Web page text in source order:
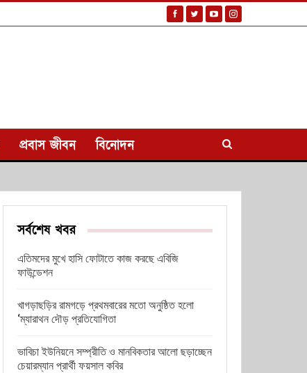
প্রবাস জীবন বিনোদন
সর্বশেষ খবর
এতিমদের মুখে হাসি ফোটাতে কাজ করছে এবিজি
ফাউন্ডেশন
খাগড়াছড়ির রামগড়ে প্রথমবারের মতো অনুষ্ঠিত হলো
‘ম্যারাথন দৌড় প্রতিযোগিতা
ভাবিচা ইউনিয়নে সম্প্রীতি ও মানবিকতার আলো ছড়াচ্ছেন
চেয়ারম্যান প্রার্থী ফয়সাল কবির